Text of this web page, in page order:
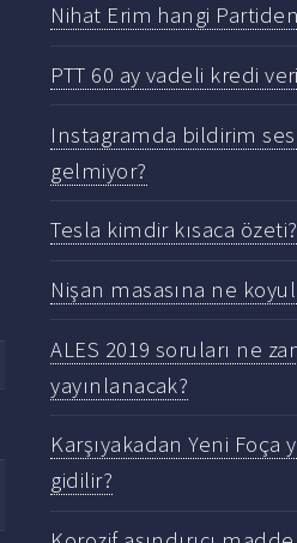
Nihat Erim hangi
PTT 60 ay vadeli kredi
Instagramda bildirim
gelmiyor?
Tesla kimdir kısaca özeti?
Nişan masasına ne
ALES 2019 soruları ne
yayınlanacak?
Karşıyakadan Yeni Foça
gidilir?